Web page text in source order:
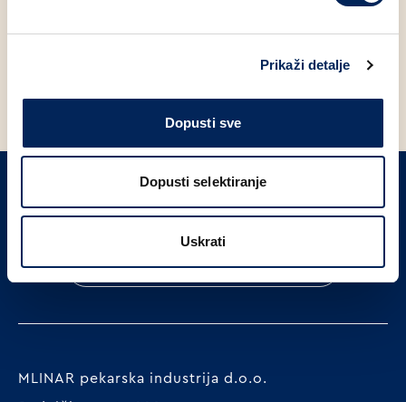
Prikaži detalje
Dopusti sve
Dopusti selektiranje
Uskrati
PRIJAVITE SE NA NAŠ NEWSLETTER
Prijavi se
MLINAR pekarska industrija d.o.o.